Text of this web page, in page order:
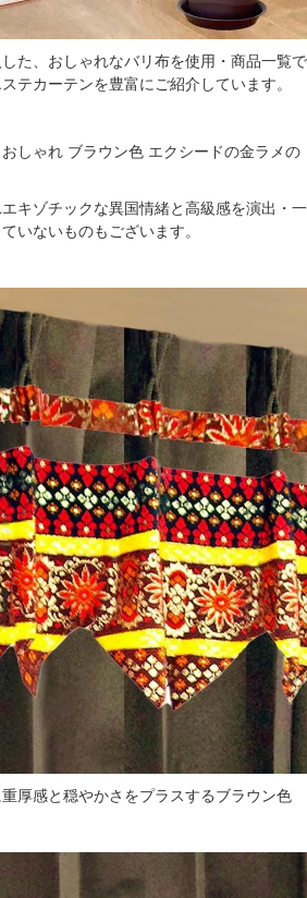
した、おしゃれなバリ布を使用・商品一覧で
テカーテンを豊富にご紹介しています。
キゾチックな異国情緒と高級感を演出・一
いないものもございます。
厚感と穏やかさをプラスするブラウン色